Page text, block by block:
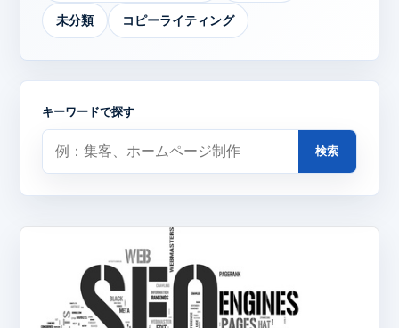
未分類 コピーライティング
キーワードで探す
検索